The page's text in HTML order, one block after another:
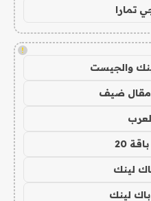
تمارا
!
والجيست
20
لينك
لينك